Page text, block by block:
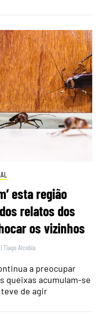
esta região
relatos dos
os vizinhos
|Tiago Alcobia
a preocupar
queixas acumulam-se
de agir